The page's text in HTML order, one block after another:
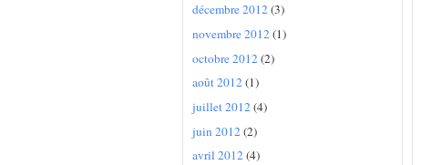
décembre 2012(3)
novembre 2012(1)
octobre 2012(2)
août 2012(1)
juillet 2012(4)
juin 2012(2)
avril 2012(4)